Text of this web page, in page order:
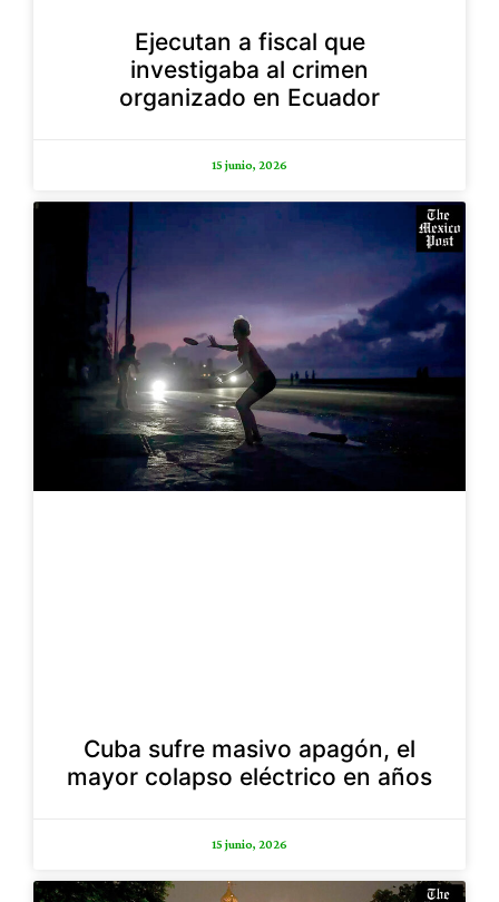
Ejecutan a fiscal que
investigaba al crimen
organizado en Ecuador
15 junio, 2026
Cuba sufre masivo apagón, el
mayor colapso eléctrico en años
15 junio, 2026